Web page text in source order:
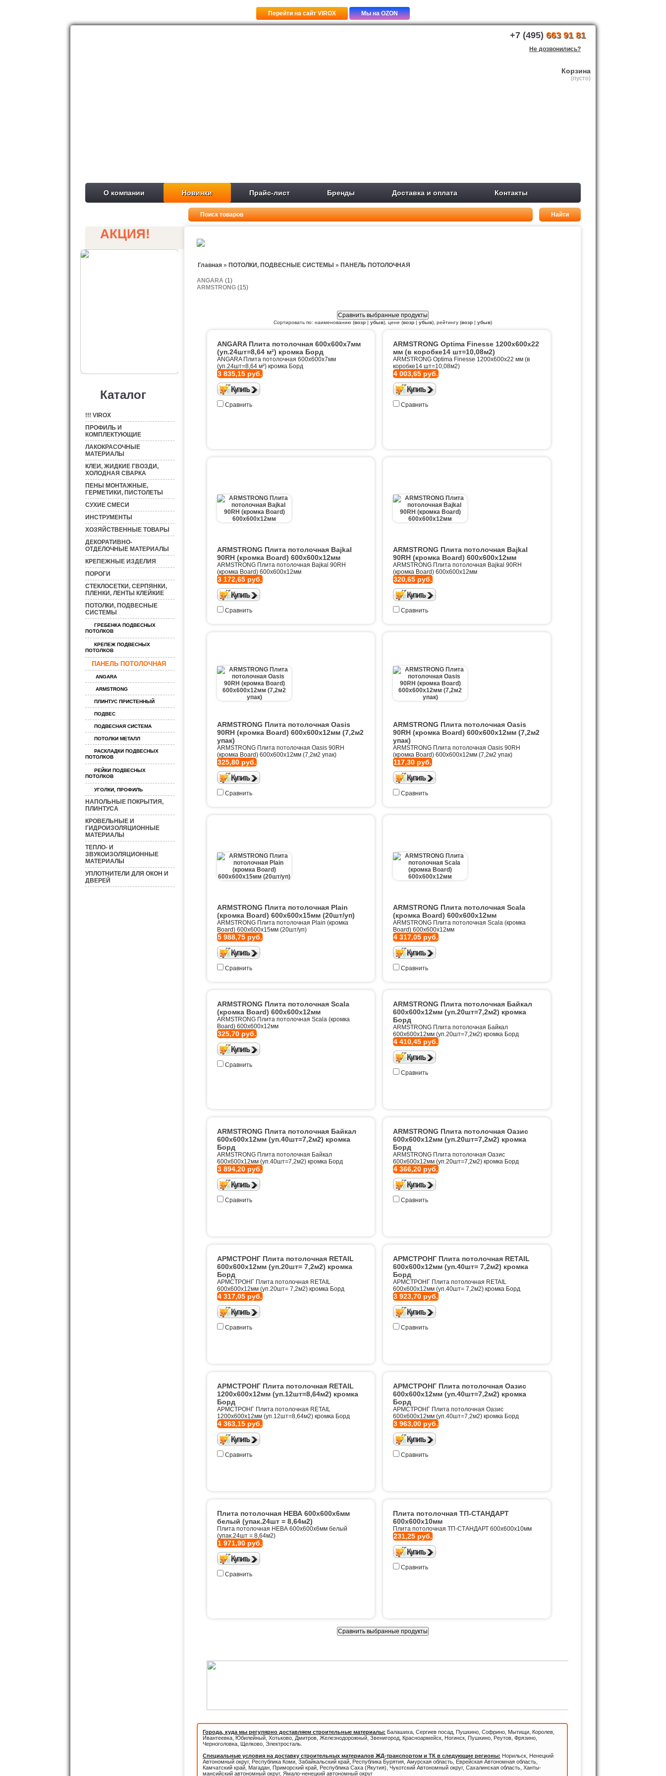
Перейти на сайт VIROX Мы на OZON
+7 (495) 663 91 81
Не дозвонились?
Корзина
(пусто)
О компании Новинки Прайс-лист Бренды Доставка и оплата Контакты
АКЦИЯ!
Каталог
!!! VIROX
ПРОФИЛЬ И
КОМПЛЕКТУЮЩИЕ
ЛАКОКРАСОЧНЫЕ
МАТЕРИАЛЫ
КЛЕИ, ЖИДКИЕ ГВОЗДИ,
ХОЛОДНАЯ СВАРКА
ПЕНЫ МОНТАЖНЫЕ,
ГЕРМЕТИКИ, ПИСТОЛЕТЫ
СУХИЕ СМЕСИ
ИНСТРУМЕНТЫ
ХОЗЯЙСТВЕННЫЕ ТОВАРЫ
ДЕКОРАТИВНО-
ОТДЕЛОЧНЫЕ МАТЕРИАЛЫ
КРЕПЕЖНЫЕ ИЗДЕЛИЯ
ПОРОГИ
СТЕКЛОСЕТКИ, СЕРПЯНКИ,
ПЛЕНКИ, ЛЕНТЫ КЛЕЙКИЕ
ПОТОЛКИ, ПОДВЕСНЫЕ
СИСТЕМЫ
ГРЕБЕНКА ПОДВЕСНЫХ
ПОТОЛКОВ
КРЕПЕЖ ПОДВЕСНЫХ
ПОТОЛКОВ
ПАНЕЛЬ ПОТОЛОЧНАЯ
ANGARA
ARMSTRONG
ПЛИНТУС ПРИСТЕННЫЙ
ПОДВЕС
ПОДВЕСНАЯ СИСТЕМА
ПОТОЛКИ МЕТАЛЛ
РАСКЛАДКИ ПОДВЕСНЫХ
ПОТОЛКОВ
РЕЙКИ ПОДВЕСНЫХ
ПОТОЛКОВ
УГОЛКИ, ПРОФИЛЬ
НАПОЛЬНЫЕ ПОКРЫТИЯ,
ПЛИНТУСА
КРОВЕЛЬНЫЕ И
ГИДРОИЗОЛЯЦИОННЫЕ
МАТЕРИАЛЫ
ТЕПЛО- И
ЗВУКОИЗОЛЯЦИОННЫЕ
МАТЕРИАЛЫ
УПЛОТНИТЕЛИ ДЛЯ ОКОН И
ДВЕРЕЙ
Главная » ПОТОЛКИ, ПОДВЕСНЫЕ СИСТЕМЫ » ПАНЕЛЬ ПОТОЛОЧНАЯ
ANGARA (1)
ARMSTRONG (15)
Сортировать по: наименованию (возр| убыв), цене (возр| убыв), рейтингу (возр| убыв)
ANGARA Плита потолочная 600х600х7мм
(уп.24шт=8,64 м²) кромка Борд
ANGARA Плита потолочная 600х600х7мм
(уп.24шт=8,64 м²) кромка Борд
3 835,15 руб.
Сравнить
ARMSTRONG Optima Finesse 1200х600x22
мм (в коробке14 шт=10,08м2)
ARMSTRONG Optima Finesse 1200х600x22 мм (в
коробке14 шт=10,08м2)
4 003,65 руб.
Сравнить
ARMSTRONG Плита потолочная Bajkal
90RH (кромка Board) 600х600х12мм
ARMSTRONG Плита потолочная Bajkal 90RH
(кромка Board) 600х600х12мм
3 172,65 руб.
Сравнить
ARMSTRONG Плита потолочная Bajkal
90RH (кромка Board) 600х600х12мм
ARMSTRONG Плита потолочная Bajkal 90RH
(кромка Board) 600х600х12мм
320,65 руб.
Сравнить
ARMSTRONG Плита потолочная Oasis
90RH (кромка Board) 600х600х12мм (7,2м2
упак)
ARMSTRONG Плита потолочная Oasis 90RH
(кромка Board) 600х600х12мм (7,2м2 упак)
325,80 руб.
Сравнить
ARMSTRONG Плита потолочная Oasis
90RH (кромка Board) 600х600х12мм (7,2м2
упак)
ARMSTRONG Плита потолочная Oasis 90RH
(кромка Board) 600х600х12мм (7,2м2 упак)
117,30 руб.
Сравнить
ARMSTRONG Плита потолочная Plain
(кромка Board) 600х600х15мм (20шт/уп)
ARMSTRONG Плита потолочная Plain (кромка
Board) 600х600х15мм (20шт/уп)
5 988,75 руб.
Сравнить
ARMSTRONG Плита потолочная Scala
(кромка Board) 600х600х12мм
ARMSTRONG Плита потолочная Scala (кромка
Board) 600х600х12мм
4 317,05 руб.
Сравнить
ARMSTRONG Плита потолочная Scala
(кромка Board) 600х600х12мм
ARMSTRONG Плита потолочная Scala (кромка
Board) 600х600х12мм
325,70 руб.
Сравнить
ARMSTRONG Плита потолочная Байкал
600х600х12мм (уп.20шт=7,2м2) кромка
Борд
ARMSTRONG Плита потолочная Байкал
600х600х12мм (уп.20шт=7,2м2) кромка Борд
4 410,45 руб.
Сравнить
ARMSTRONG Плита потолочная Байкал
600х600х12мм (уп.40шт=7,2м2) кромка
Борд
ARMSTRONG Плита потолочная Байкал
600х600х12мм (уп.40шт=7,2м2) кромка Борд
3 894,20 руб.
Сравнить
ARMSTRONG Плита потолочная Оазис
600х600х12мм (уп.20шт=7,2м2) кромка
Борд
ARMSTRONG Плита потолочная Оазис
600х600х12мм (уп.20шт=7,2м2) кромка Борд
4 366,20 руб.
Сравнить
АРМСТРОНГ Плита потолочная RETAIL
600х600х12мм (уп.20шт= 7,2м2) кромка
Борд
АРМСТРОНГ Плита потолочная RETAIL
600х600х12мм (уп.20шт= 7,2м2) кромка Борд
4 317,05 руб.
Сравнить
АРМСТРОНГ Плита потолочная RETAIL
600х600х12мм (уп.40шт= 7,2м2) кромка
Борд
АРМСТРОНГ Плита потолочная RETAIL
600х600х12мм (уп.40шт= 7,2м2) кромка Борд
3 923,70 руб.
Сравнить
АРМСТРОНГ Плита потолочная RETAIL
1200х600х12мм (уп.12шт=8,64м2) кромка
Борд
АРМСТРОНГ Плита потолочная RETAIL
1200х600х12мм (уп.12шт=8,64м2) кромка Борд
4 363,15 руб.
Сравнить
АРМСТРОНГ Плита потолочная Оазис
600х600х12мм (уп.40шт=7,2м2) кромка
Борд
АРМСТРОНГ Плита потолочная Оазис
600х600х12мм (уп.40шт=7,2м2) кромка Борд
3 963,00 руб.
Сравнить
Плита потолочная НЕВА 600х600х6мм
белый (упак.24шт = 8,64м2)
Плита потолочная НЕВА 600х600х6мм белый
(упак.24шт = 8,64м2)
1 971,90 руб.
Сравнить
Плита потолочная ТП-СТАНДАРТ
600х600х10мм
Плита потолочная ТП-СТАНДАРТ 600х600х10мм
231,25 руб.
Сравнить
Города, куда мы регулярно доставляем строительные материалы: Балашиха, Сергиев посад, Пушкино, Софрино, Мытищи, Королев,
Ивантеевка, Юбилейный, Хотьково, Дмитров, Железнодорожный, Звенигород, Красноармейск, Ногинск, Пушкино, Реутов, Фрязино,
Черноголовка, Щелково, Электросталь.
Специальные условия на доставку строительных материалов ЖД-транспортом и ТК в следующие регионы: Норильск, Ненецкий
Автономный округ, Республика Коми, Забайкальский край, Республика Бурятия, Амурская область, Еврейская Автономная область,
Камчатский край, Магадан, Приморский край, Республика Саха (Якутия), Чукотский Автономный округ, Сахалинская область, Ханты-
мансийский автономный округ, Ямало-ненецкий автономный округ